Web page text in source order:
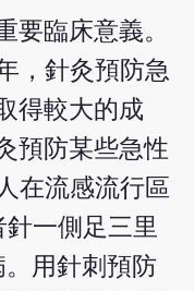
要臨床意義。
，針灸預防急
得較大的成
預防某些急性
在流感流行區
一側足三里
用針刺預防